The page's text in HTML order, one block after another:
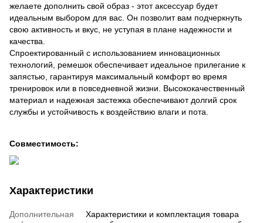
желаете дополнить свой образ - этот аксессуар будет
идеальным выбором для вас. Он позволит вам подчеркнуть
свою активность и вкус, не уступая в плане надежности и
качества.
Спроектированный с использованием инновационных
технологий, ремешок обеспечивает идеальное прилегание к
запястью, гарантируя максимальный комфорт во время
тренировок или в повседневной жизни. Высококачественный
материал и надежная застежка обеспечивают долгий срок
службы и устойчивость к воздействию влаги и пота.
Совместимость:
Характеристики
Дополнительная
Характеристики и комплектация товара